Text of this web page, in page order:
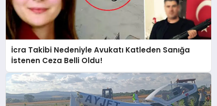
İcra Takibi Nedeniyle Avukatı Katleden Sanığa
İstenen Ceza Belli Oldu!